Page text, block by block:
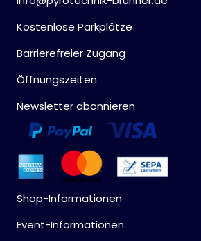
Kostenlose Parkplätze
Barrierefreier Zugang
Öffnungszeiten
Newsletter abonnieren
Shop-Informationen
Event-Informationen